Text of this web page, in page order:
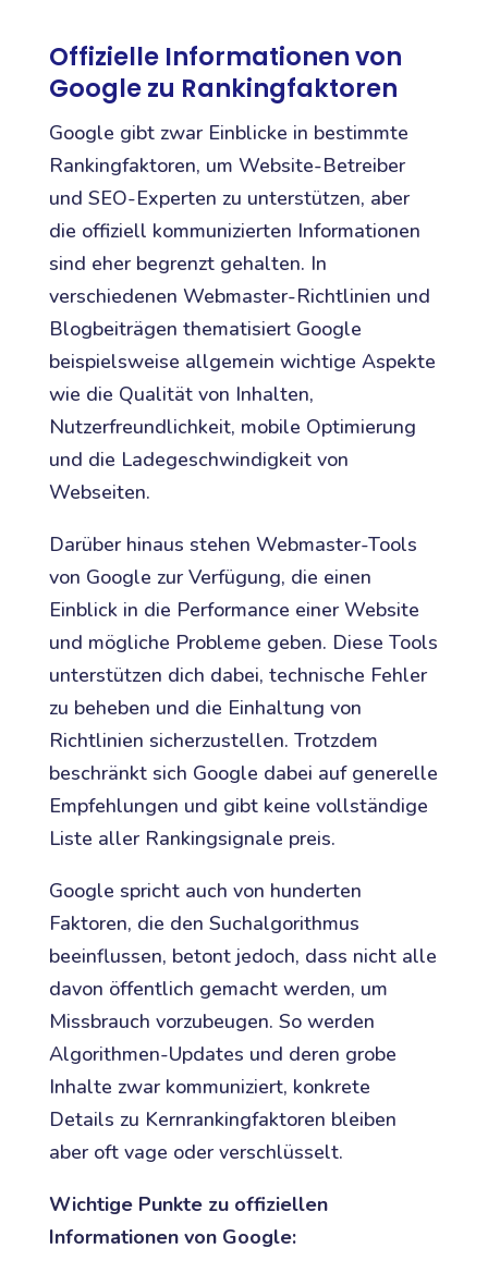
Offizielle Informationen von
Google zu Rankingfaktoren
Google gibt zwar Einblicke in bestimmte
Rankingfaktoren, um Website-Betreiber
und SEO-Experten zu unterstützen, aber
die offiziell kommunizierten Informationen
sind eher begrenzt gehalten. In
verschiedenen Webmaster-Richtlinien und
Blogbeiträgen thematisiert Google
beispielsweise allgemein wichtige Aspekte
wie die Qualität von Inhalten,
Nutzerfreundlichkeit, mobile Optimierung
und die Ladegeschwindigkeit von
Webseiten.
Darüber hinaus stehen Webmaster-Tools
von Google zur Verfügung, die einen
Einblick in die Performance einer Website
und mögliche Probleme geben. Diese Tools
unterstützen dich dabei, technische Fehler
zu beheben und die Einhaltung von
Richtlinien sicherzustellen. Trotzdem
beschränkt sich Google dabei auf generelle
Empfehlungen und gibt keine vollständige
Liste aller Rankingsignale preis.
Google spricht auch von hunderten
Faktoren, die den Suchalgorithmus
beeinflussen, betont jedoch, dass nicht alle
davon öffentlich gemacht werden, um
Missbrauch vorzubeugen. So werden
Algorithmen-Updates und deren grobe
Inhalte zwar kommuniziert, konkrete
Details zu Kernrankingfaktoren bleiben
aber oft vage oder verschlüsselt.
Wichtige Punkte zu offiziellen
Informationen von Google: